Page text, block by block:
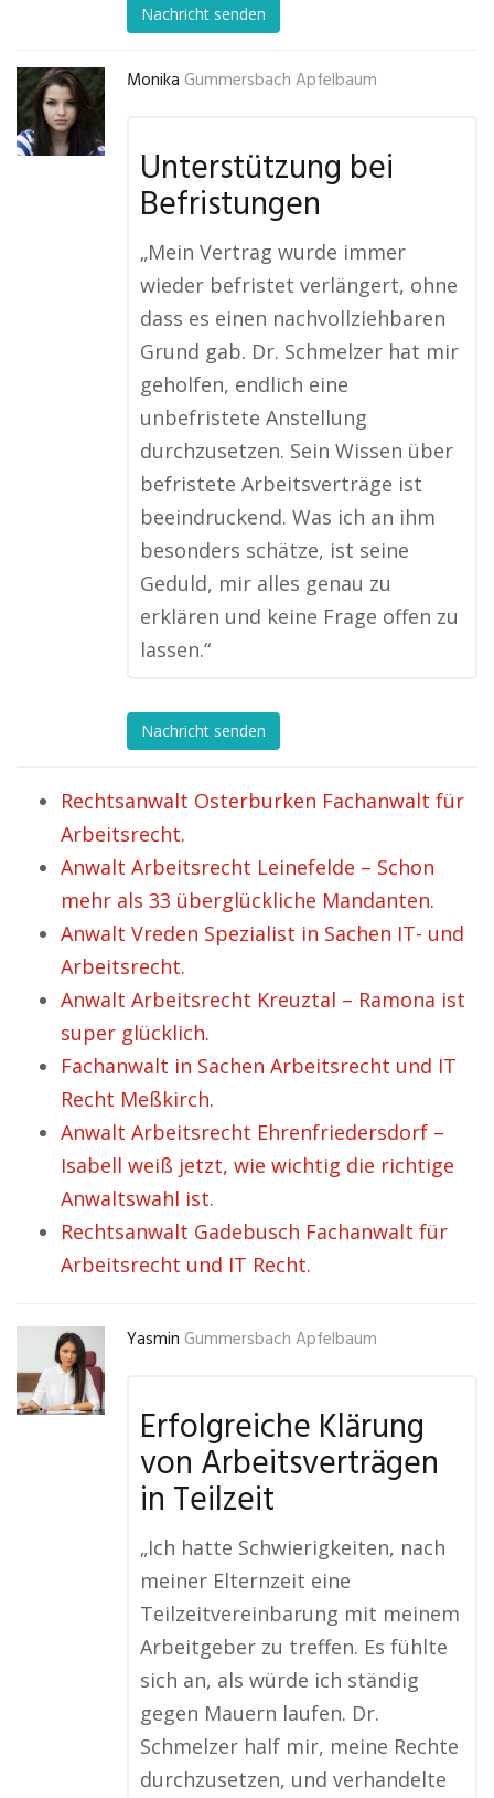
Nachricht senden
Monika Gummersbach Apfelbaum
Unterstützung bei
Befristungen
„Mein Vertrag wurde immer
wieder befristet verlängert, ohne
dass es einen nachvollziehbaren
Grund gab. Dr. Schmelzer hat mir
geholfen, endlich eine
unbefristete Anstellung
durchzusetzen. Sein Wissen über
befristete Arbeitsverträge ist
beeindruckend. Was ich an ihm
besonders schätze, ist seine
Geduld, mir alles genau zu
erklären und keine Frage offen zu
lassen.“
Nachricht senden
Rechtsanwalt Osterburken Fachanwalt für
Arbeitsrecht.
Anwalt Arbeitsrecht Leinefelde – Schon
mehr als 33 überglückliche Mandanten.
Anwalt Vreden Spezialist in Sachen IT- und
Arbeitsrecht.
Anwalt Arbeitsrecht Kreuztal – Ramona ist
super glücklich.
Fachanwalt in Sachen Arbeitsrecht und IT
Recht Meßkirch.
Anwalt Arbeitsrecht Ehrenfriedersdorf –
Isabell weiß jetzt, wie wichtig die richtige
Anwaltswahl ist.
Rechtsanwalt Gadebusch Fachanwalt für
Arbeitsrecht und IT Recht.
Yasmin Gummersbach Apfelbaum
Erfolgreiche Klärung
von Arbeitsverträgen
in Teilzeit
„Ich hatte Schwierigkeiten, nach
meiner Elternzeit eine
Teilzeitvereinbarung mit meinem
Arbeitgeber zu treffen. Es fühlte
sich an, als würde ich ständig
gegen Mauern laufen. Dr.
Schmelzer half mir, meine Rechte
durchzusetzen, und verhandelte